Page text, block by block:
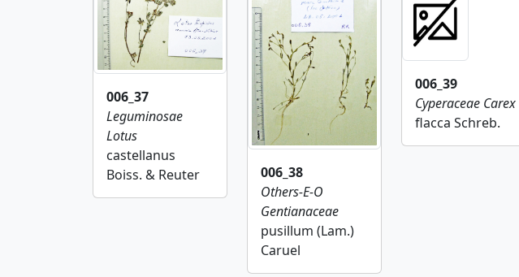
006_37
Leguminosae
Lotus
castellanus
Boiss. & Reuter
006_38
Others-E-O
Gentianaceae
pusillum (Lam.)
Caruel
006_39
Cyperaceae Carex
flacca Schreb.